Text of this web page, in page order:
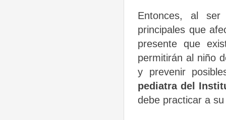
Entonces, al
principales que
presente que
permitirán al niño
y prevenir
pediatra del
debe practicar a